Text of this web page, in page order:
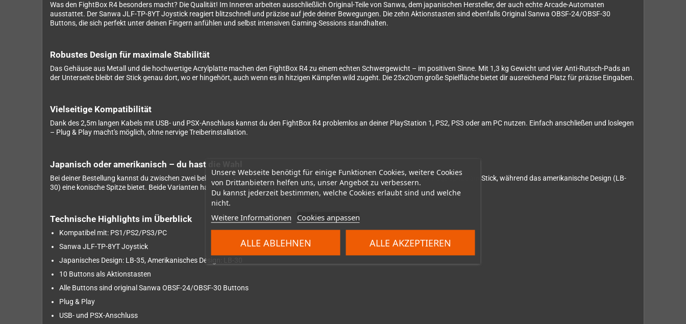
Unsere Webseite benötigt für einige Funktionen Cookies, weitere Cookies
von Drittanbietern helfen uns, unser Angebot zu verbessern.
Du kannst jederzeit bestimmen, welche Cookies erlaubt sind und welche
nicht.
Weitere Informationen Cookies anpassen
ALLE ABLEHNEN ALLE AKZEPTIEREN
Was den FightBox R4 besonders macht? Die Qualität! Im Inneren arbeiten ausschließlich Original-Teile von Sanwa, dem japanischen Hersteller, der auch echte Arcade-Automaten
ausstattet. Der Sanwa JLF-TP-8YT Joystick reagiert blitzschnell und präzise auf jede deiner Bewegungen. Die zehn Aktionstasten sind ebenfalls Original Sanwa OBSF-24/OBSF-30
Buttons, die sich perfekt unter deinen Fingern anfühlen und selbst intensiven Gaming-Sessions standhalten.
Robustes Design für maximale Stabilität
Das Gehäuse aus Metall und die hochwertige Acrylplatte machen den FightBox R4 zu einem echten Schwergewicht – im positiven Sinne. Mit 1,3 kg Gewicht und vier Anti-Rutsch-Pads an
der Unterseite bleibt der Stick genau dort, wo er hingehört, auch wenn es in hitzigen Kämpfen wild zugeht. Die 25x20cm große Spielfläche bietet dir ausreichend Platz für präzise Eingaben.
Vielseitige Kompatibilität
Dank des 2,5m langen Kabels mit USB- und PSX-Anschluss kannst du den FightBox R4 problemlos an deiner PlayStation 1, PS2, PS3 oder am PC nutzen. Einfach anschließen und loslegen
– Plug & Play macht's möglich, ohne nervige Treiberinstallation.
Japanisch oder amerikanisch – du hast die Wahl
Bei deiner Bestellung kannst du zwischen zwei beliebten Designs wählen: Das japanische Layout (LB-35) kommt mit einer Kugelspitze am Stick, während das amerikanische Design (LB-
30) eine konische Spitze bietet. Beide Varianten haben ihre treuen Fans – probier aus, was dir besser liegt!
Technische Highlights im Überblick
Kompatibel mit: PS1/PS2/PS3/PC
Sanwa JLF-TP-8YT Joystick
Japanisches Design: LB-35, Amerikanisches Design: LB-30
10 Buttons als Aktionstasten
Alle Buttons sind original Sanwa OBSF-24/OBSF-30 Buttons
Plug & Play
USB- und PSX-Anschluss